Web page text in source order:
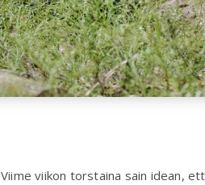
Viime viikon torstaina sain idean,